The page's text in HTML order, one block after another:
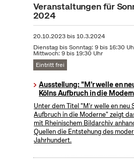
Veranstaltungen für
2024
20.10.2023bis10.3.2024
Dienstag bis Sonntag: 9 bis 16:30
Mittwoch: 9 bis 19:30 Uhr
Eintritt frei
Ausstellung: "M'r welle en
Kölns Aufbruch in die
Unter dem Titel "M’r welle en neu
Aufbruch in die Moderne" zeigt
mit Rheinischem Bildarchiv
Quellen die Entstehung des
Jahrhundert.